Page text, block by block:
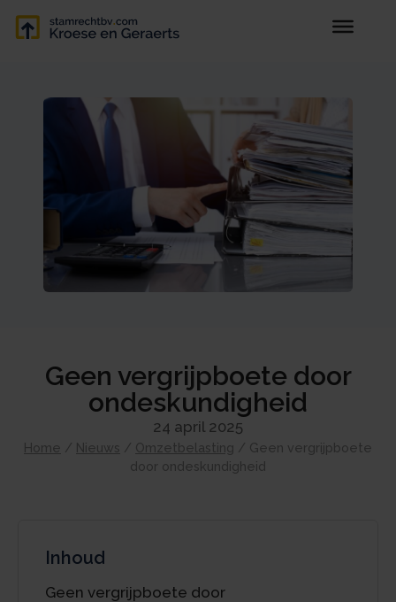
Geen vergrijpboete door
ondeskundigheid
24 april 2025
Home / Nieuws / Omzetbelasting / Geen vergrijpboete
door ondeskundigheid
Inhoud
Geen vergrijpboete door